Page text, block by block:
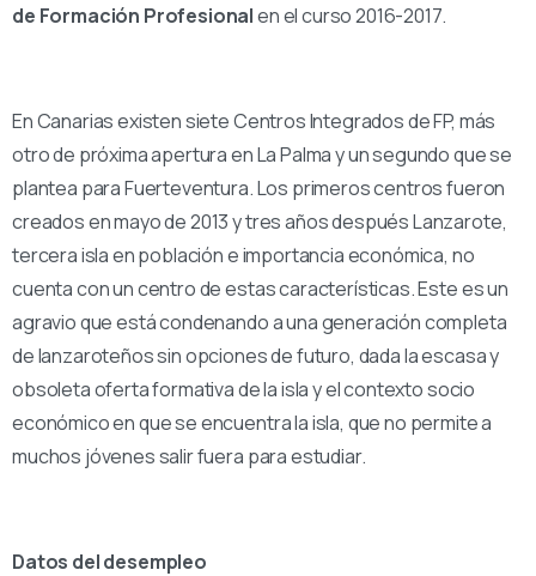
de Formación Profesionalen el curso 2016-2017.
En Canarias existen siete Centros Integrados de FP, más
otro de próxima apertura en La Palma y un segundo que se
plantea para Fuerteventura. Los primeros centros fueron
creados en mayo de 2013 y tres años después Lanzarote,
tercera isla en población e importancia económica, no
cuenta con un centro de estas características. Este es un
agravio que está condenando a una generación completa
de lanzaroteños sin opciones de futuro, dada la escasa y
obsoleta oferta formativa de la isla y el contexto socio
económico en que se encuentra la isla, que no permite a
muchos jóvenes salir fuera para estudiar.
Datos del desempleo